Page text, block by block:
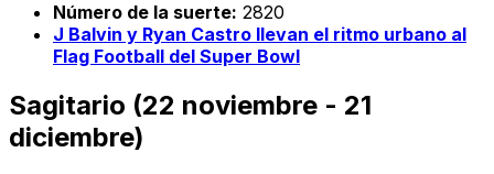
Número de la suerte: 2820
J Balvin y Ryan Castro llevan el ritmo urbano al
Flag Football del Super Bowl
Sagitario (22 noviembre - 21
diciembre)